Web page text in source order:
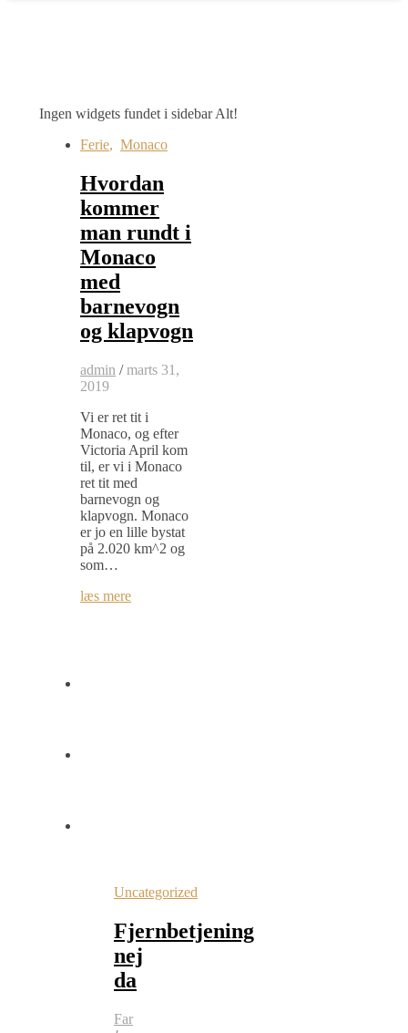
Ingen widgets fundet i sidebar Alt!
Ferie, Monaco
Hvordan
kommer
man rundt i
Monaco
med
barnevogn
og klapvogn
admin / marts 31,
2019
Vi er ret tit i
Monaco, og efter
Victoria April kom
til, er vi i Monaco
ret tit med
barnevogn og
klapvogn. Monaco
er jo en lille bystat
på 2.020 km^2 og
som…
læs mere
Uncategorized
Fjernbetjening
nej
da
Far